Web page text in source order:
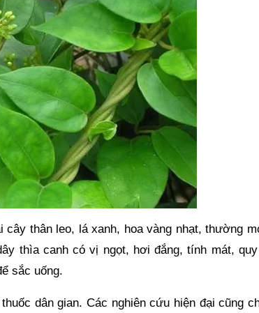
cây thân leo, lá xanh, hoa vàng nhạt, thường
thìa canh có vị ngọt, hơi đắng, tính mát,
sắc uống.
dân gian. Các nghiên cứu hiện đại cũng